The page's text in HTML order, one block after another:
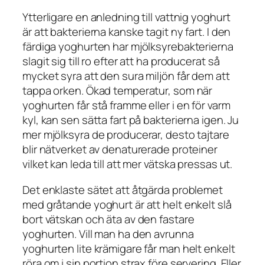
Ytterligare en anledning till vattnig yoghurt
är att bakterierna kanske tagit ny fart. I den
färdiga yoghurten har mjölksyrebakterierna
slagit sig till ro efter att ha producerat så
mycket syra att den sura miljön får dem att
tappa orken. Ökad temperatur, som när
yoghurten får stå framme eller i en för varm
kyl, kan sen sätta fart på bakterierna igen. Ju
mer mjölksyra de producerar, desto tajtare
blir nätverket av denaturerade proteiner
vilket kan leda till att mer vätska pressas ut.
Det enklaste sätet att åtgärda problemet
med gråtande yoghurt är att helt enkelt slå
bort vätskan och äta av den fastare
yoghurten. Vill man ha den avrunna
yoghurten lite krämigare får man helt enkelt